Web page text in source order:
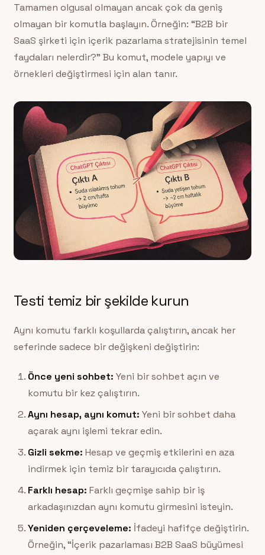
Tamamen olgusal olmayan ancak çok da geniş
olmayan bir komutla başlayın. Örneğin: “B2B bir
SaaS şirketi için içerik pazarlama stratejisinin temel
faydaları nelerdir?” Bu komut, modele yapıyı ve
örnekleri değiştirmesi için alan tanır.
Testi temiz bir şekilde kurun
Aynı komutu farklı koşullarda çalıştırın, ancak her
seferinde sadece bir değişkeni değiştirin:
Önce yeni sohbet: Yeni bir sohbet açın ve
komutu bir kez çalıştırın.
Aynı hesap, aynı komut: Yeni bir sohbet daha
açarak aynı işlemi tekrar edin.
Gizli sekme: Hesap ve geçmiş etkilerini en aza
indirmek için temiz bir tarayıcıda çalıştırın.
Farklı hesap: Farklı geçmişe sahip bir iş
arkadaşınızdan aynı komutu girmesini isteyin.
Yeniden çerçeveleme: İfadeyi hafifçe değiştirin.
Örneğin, “İçerik pazarlaması B2B SaaS büyümesi